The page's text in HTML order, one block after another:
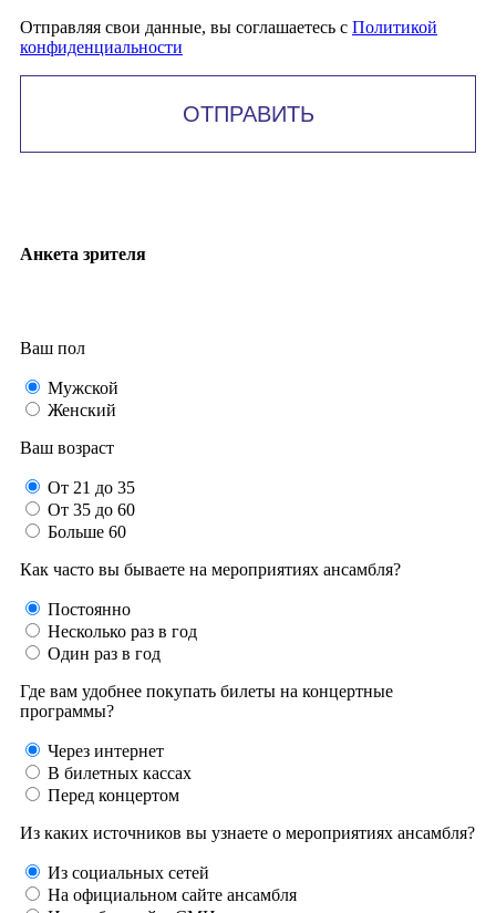
Отправляя свои данные, вы соглашаетесь с Политикой
конфиденциальности
ОТПРАВИТЬ
Анкета зрителя
Ваш пол
Мужской
Женский
Ваш возраст
От 21 до 35
От 35 до 60
Больше 60
Как часто вы бываете на мероприятиях ансамбля?
Постоянно
Несколько раз в год
Один раз в год
Где вам удобнее покупать билеты на концертные
программы?
Через интернет
В билетных кассах
Перед концертом
Из каких источников вы узнаете о мероприятиях ансамбля?
Из социальных сетей
На официальном сайте ансамбля